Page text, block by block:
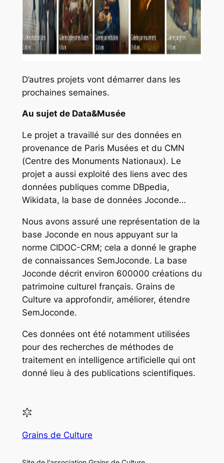
D’autres projets vont démarrer dans les
prochaines semaines.
Au sujet de Data&Musée
Le projet a travaillé sur des données en
provenance de Paris Musées et du CMN
(Centre des Monuments Nationaux). Le
projet a aussi exploité des liens avec des
données publiques comme DBpedia,
Wikidata, la base de données Joconde…
Nous avons assuré une représentation de la
base Joconde en nous appuyant sur la
norme CIDOC-CRM; cela a donné le graphe
de connaissances SemJoconde. La base
Joconde décrit environ 600000 créations du
patrimoine culturel français. Grains de
Culture va approfondir, améliorer, étendre
SemJoconde.
Ces données ont été notamment utilisées
pour des recherches de méthodes de
traitement en intelligence artificielle qui ont
donné lieu à des publications scientifiques.
Grains de Culture